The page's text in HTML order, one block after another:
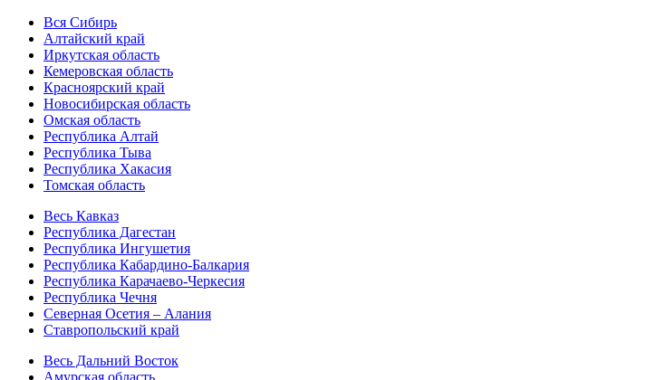
Вся Сибирь
Алтайский край
Иркутская область
Кемеровская область
Красноярский край
Новосибирская область
Омская область
Республика Алтай
Республика Тыва
Республика Хакасия
Томская область
Весь Кавказ
Республика Дагестан
Республика Ингушетия
Республика Кабардино-Балкария
Республика Карачаево-Черкесия
Республика Чечня
Северная Осетия – Алания
Ставропольский край
Весь Дальний Восток
Амурская область